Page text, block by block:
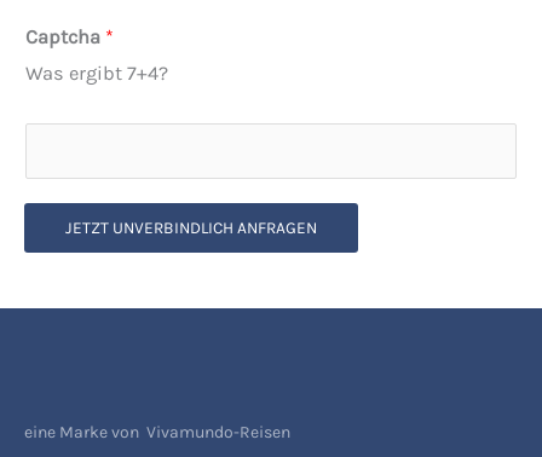
Captcha *
Was ergibt 7+4?
JETZT UNVERBINDLICH ANFRAGEN
eine Marke von Vivamundo-Reisen